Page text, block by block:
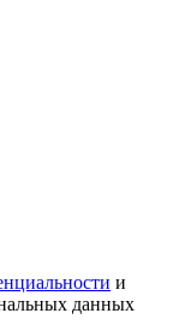
и
данных